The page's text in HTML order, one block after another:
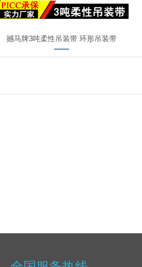
撼马牌3吨柔性吊装带 环形吊装带